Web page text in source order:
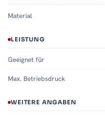
Material
LEISTUNG
Geeignet für
Max. Betriebsdruck
WEITERE ANGABEN